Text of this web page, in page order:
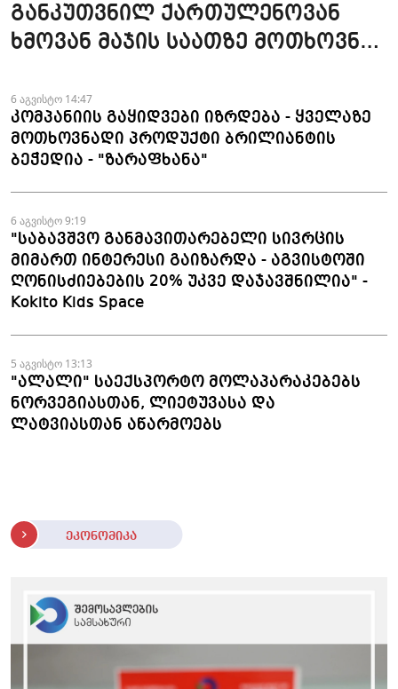
განკუთვნილ ქართულენოვან
ხმოვან მაჯის საათზე მოთხოვნა
6 აგვისტო 14:47
კომპანიის გაყიდვები იზრდება - ყველაზე
მოთხოვნადი პროდუქტი ბრილიანტის
ბეჭედია - "ზარაფხანა"
6 აგვისტო 9:19
"საბავშვო განმავითარებელი სივრცის
მიმართ ინტერესი გაიზარდა - აგვისტოში
ღონისძიებების 20% უკვე დაჯავშნილია" -
Kokito Kids Space
5 აგვისტო 13:13
"ალალი" საექსპორტო მოლაპარაკებებს
ნორვეგიასთან, ლიეტუვასა და
ლატვიასთან აწარმოებს
ეკონომიკა